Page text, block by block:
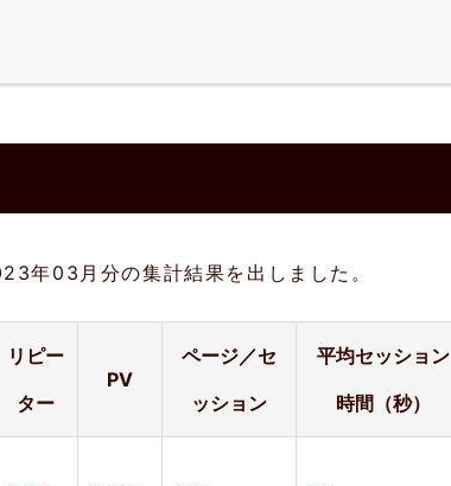
03月分の集計結果を出しました。
リピー
ター
PV
ページ／セ
ッション
平均セッション
時間（秒）